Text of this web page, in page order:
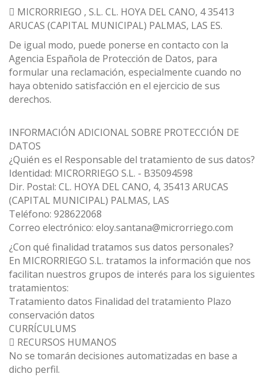
 MICRORRIEGO , S.L. CL. HOYA DEL CANO, 4 35413
ARUCAS (CAPITAL MUNICIPAL) PALMAS, LAS ES.
De igual modo, puede ponerse en contacto con la
Agencia Española de Protección de Datos, para
formular una reclamación, especialmente cuando no
haya obtenido satisfacción en el ejercicio de sus
derechos.
INFORMACIÓN ADICIONAL SOBRE PROTECCIÓN DE
DATOS
¿Quién es el Responsable del tratamiento de sus datos?
Identidad: MICRORRIEGO S.L. - B35094598
Dir. Postal: CL. HOYA DEL CANO, 4, 35413 ARUCAS
(CAPITAL MUNICIPAL) PALMAS, LAS
Teléfono: 928622068
Correo electrónico: eloy.santana@microrriego.com
¿Con qué finalidad tratamos sus datos personales?
En MICRORRIEGO S.L. tratamos la información que nos
facilitan nuestros grupos de interés para los siguientes
tratamientos:
Tratamiento datos Finalidad del tratamiento Plazo
conservación datos
CURRÍCULUMS
 RECURSOS HUMANOS
No se tomarán decisiones automatizadas en base a
dicho perfil.